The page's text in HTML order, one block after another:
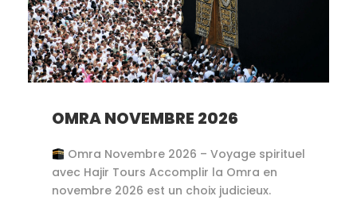
OMRA NOVEMBRE 2026
Omra Novembre 2026 – Voyage spirituel
avec Hajir Tours Accomplir la Omra en
novembre 2026 est un choix judicieux.